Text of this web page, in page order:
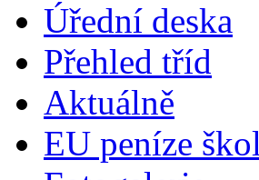
Úřední deska
Přehled tříd
Aktuálně
EU peníze